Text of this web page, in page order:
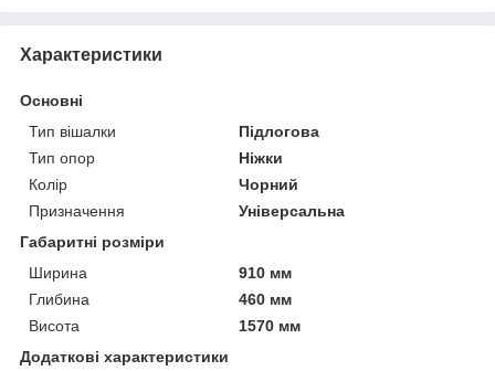
Характеристики
Основні
Тип вішалки
Підлогова
Тип опор
Ніжки
Колір
Чорний
Призначення
Універсальна
Габаритні розміри
Ширина
910 мм
Глибина
460 мм
Висота
1570 мм
Додаткові характеристики